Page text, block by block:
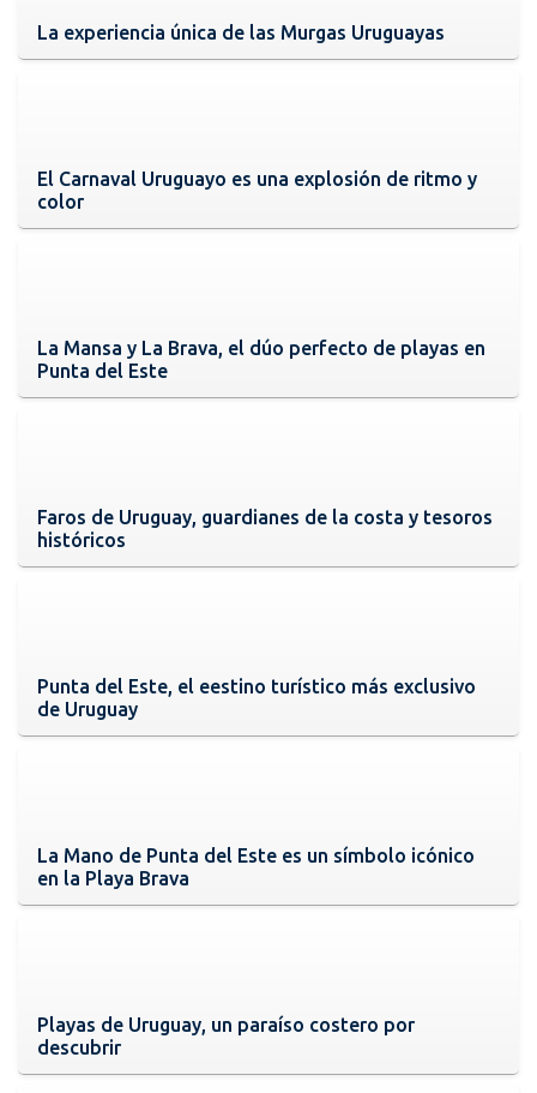
La experiencia única de las Murgas Uruguayas
El Carnaval Uruguayo es una explosión de ritmo y
color
La Mansa y La Brava, el dúo perfecto de playas en
Punta del Este
Faros de Uruguay, guardianes de la costa y tesoros
históricos
Punta del Este, el eestino turístico más exclusivo
de Uruguay
La Mano de Punta del Este es un símbolo icónico
en la Playa Brava
Playas de Uruguay, un paraíso costero por
descubrir